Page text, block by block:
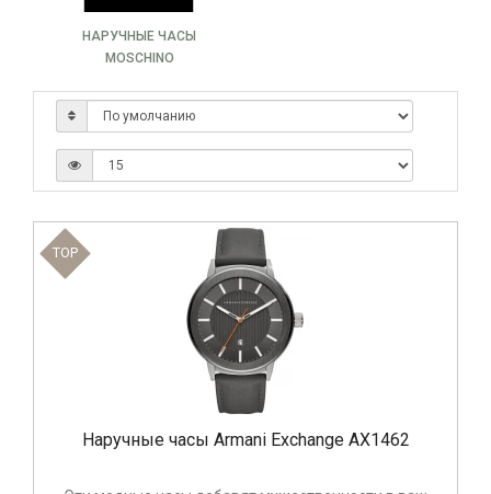
НАРУЧНЫЕ ЧАСЫ
MOSCHINO
TOP
Наручные часы Armani Exchange AX1462